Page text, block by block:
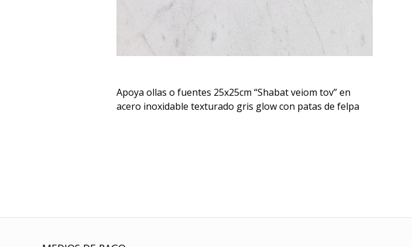
Apoya ollas o fuentes 25x25cm “Shabat veiom tov” en
acero inoxidable texturado gris glow con patas de felpa